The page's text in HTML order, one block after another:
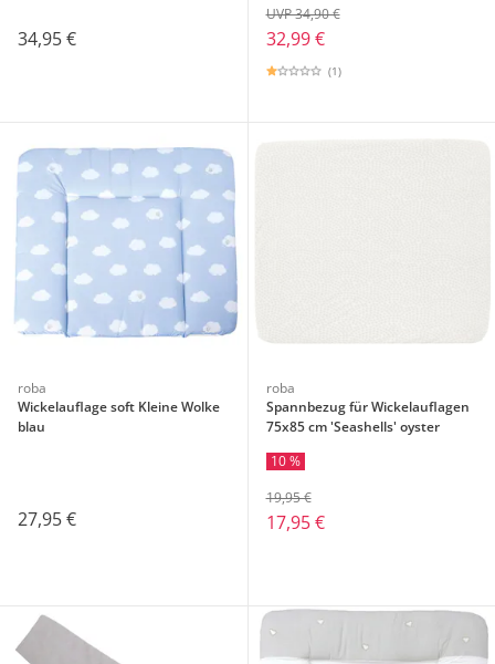
34,95 € 32,99 €
UVP 34,90 €
(1)
roba
Wickelauflage soft Kleine Wolke
blau
27,95 €
roba
Spannbezug für Wickelauflagen
75x85 cm 'Seashells' oyster
10 %
19,95 €
17,95 €